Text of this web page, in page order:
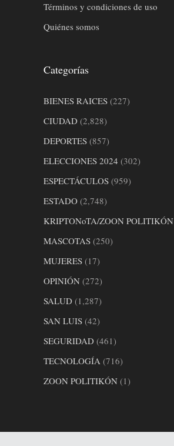
Términos y condiciones de uso
Quiénes somos
Categorías
BIENES RAICES (227)
CIUDAD (2,828)
DEPORTES (857)
ELECCIONES 2024 (302)
ESPECTÁCULOS (959)
ESTADO (2,748)
KRIPTONoTA/ZOON POLITIKÓN
MASCOTAS (250)
MUJERES (17)
OPINIÓN (272)
SALUD (1,287)
SAN LUIS (42)
SEGURIDAD (461)
TECNOLOGÍA (716)
ZOON POLITIKÓN (1)